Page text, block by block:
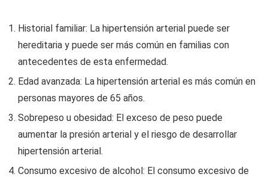
Historial familiar: La hipertensión arterial puede ser
hereditaria y puede ser más común en familias con
antecedentes de esta enfermedad.
Edad avanzada: La hipertensión arterial es más común en
personas mayores de 65 años.
Sobrepeso u obesidad: El exceso de peso puede
aumentar la presión arterial y el riesgo de desarrollar
hipertensión arterial.
Consumo excesivo de alcohol: El consumo excesivo de